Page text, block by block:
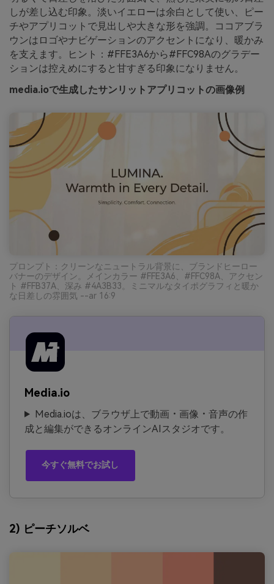
しが差し込む印象。淡いイエローは余白として使い、ピー
チやアプリコットで見出しや大きな形を強調。ココアブラ
ウンはロゴやナビゲーションのアクセントになり、暖かみ
を支えます。ヒント：#FFE3A6から#FFC98Aのグラデー
ションは控えめにすると甘すぎる印象になりません。
media.ioで生成したサンリットアプリコットの画像例
プロンプト：クリーンなニュートラル背景に、ブランドヒーロー
バナーのデザイン。メインカラー #FFE3A6、#FFC98A、アクセン
ト #FFB37A、深み #4A3B33。ミニマルなタイポグラフィと暖か
な日差しの雰囲気 --ar 16:9
Media.io
Media.ioは、ブラウザ上で動画・画像・音声の作
成と編集ができるオンラインAIスタジオです。
今すぐ無料でお試し
2) ピーチソルベ